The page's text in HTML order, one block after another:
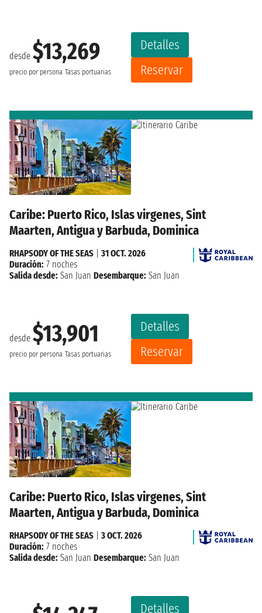
desde $13,269
precio por persona Tasas portuarias
Detalles
Reservar
Caribe: Puerto Rico, Islas virgenes, Sint
Maarten, Antigua y Barbuda, Dominica
desde $13,901
precio por persona Tasas portuarias
Detalles
Reservar
RHAPSODY OF THE SEAS
31 OCT. 2026
Duración: 7 noches
Salida desde: San Juan Desembarque: San Juan
Caribe: Puerto Rico, Islas virgenes, Sint
Maarten, Antigua y Barbuda, Dominica
Detalles
RHAPSODY OF THE SEAS
3 OCT. 2026
Duración: 7 noches
Salida desde: San Juan Desembarque: San Juan